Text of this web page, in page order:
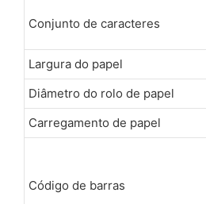
Conjunto de caracteres
Largura do papel
Diâmetro do rolo de papel
Carregamento de papel
Código de barras